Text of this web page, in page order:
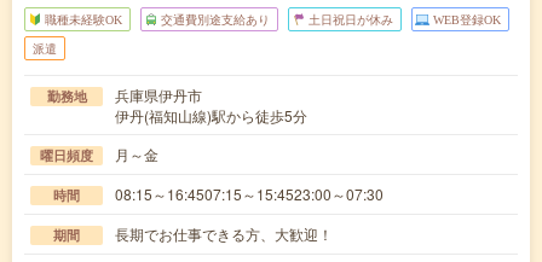
職種未経験OK 交通費別途支給あり 土日祝日が休み WEB登録OK
派遣
勤務地
兵庫県伊丹市
伊丹(福知山線)駅から徒歩5分
曜日頻度 月～金
時間 08:15～16:4507:15～15:4523:00～07:30
期間 長期でお仕事できる方、大歓迎！